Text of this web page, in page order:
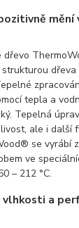
dřevo
tepla a
Tepelná
ale i další
se vyrábí
ve
– 212 °C.
vlhkosti a